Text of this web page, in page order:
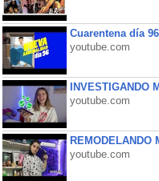
Cuarentena día 96
youtube.com
INVESTIGANDO
youtube.com
REMODELANDO
youtube.com